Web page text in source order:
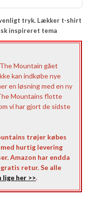
tryk. Lækker t-shirt
inspireret tema
Mountain gået
kan indkøbe nye
en løsning med en ny
Mountains flotte
vi har gjort de sidste
trøjer købes
med hurtig levering
Amazon har endda
retur. Se alle
lige her >>.